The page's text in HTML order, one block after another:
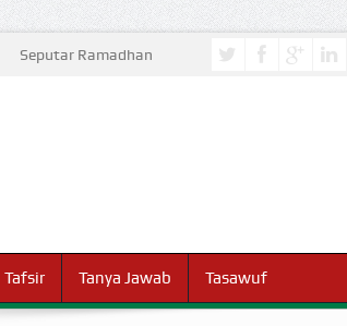
Seputar Ramadhan
Tafsir Tanya Jawab Tasawuf